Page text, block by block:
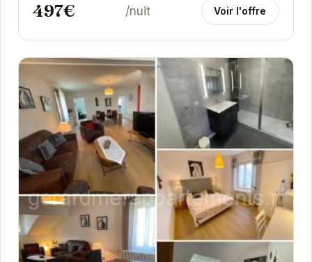
497€ /nuit Voir l'offre